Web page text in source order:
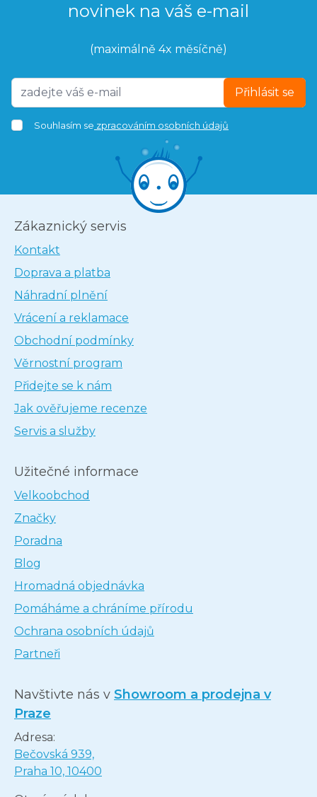
novinek na váš e-mail
(maximálně 4x měsíčně)
Přihlásit se
Souhlasím se zpracováním osobních údajů
Zákaznický servis
Kontakt
Doprava a platba
Náhradní plnění
Vrácení a reklamace
Obchodní podmínky
Věrnostní program
Přidejte se k nám
Jak ověřujeme recenze
Servis a služby
Užitečné informace
Velkoobchod
Značky
Poradna
Blog
Hromadná objednávka
Pomáháme a chráníme přírodu
Ochrana osobních údajů
Partneři
Navštivte nás v Showroom a prodejna v
Praze
Adresa:
Bečovská 939,
Praha 10, 10400